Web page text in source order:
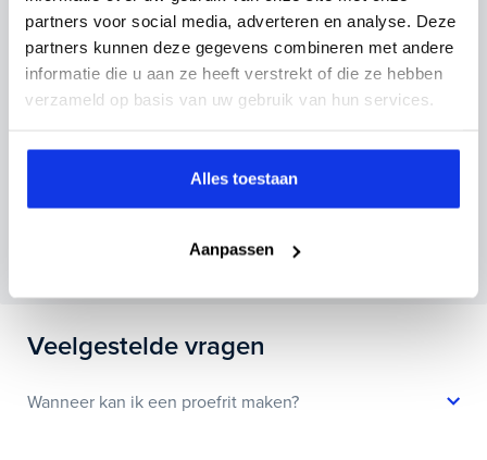
partners voor social media, adverteren en analyse. Deze
partners kunnen deze gegevens combineren met andere
informatie die u aan ze heeft verstrekt of die ze hebben
verzameld op basis van uw gebruik van hun services.
Alles toestaan
Aanpassen
Kenteken huidige auto
Inruilvoorstel aanvragen
Wanneer je foto’s meestuurt ontvang je op
maandag tot en met vrijdag binnen enkele uren
Veelgestelde vragen
Wanneer kan ik een proefrit maken?